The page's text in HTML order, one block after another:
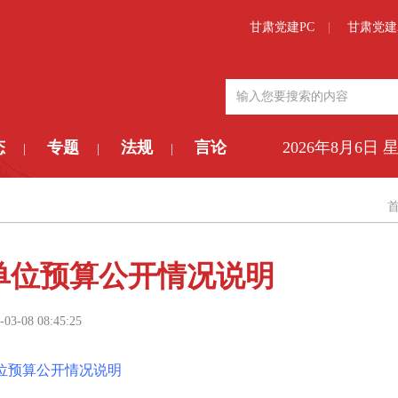
甘肃党建PC 甘肃党
专题 法规 言论 2026年8月6日
预算公开情况说明
03-08 08:45:25
预算公开情况说明